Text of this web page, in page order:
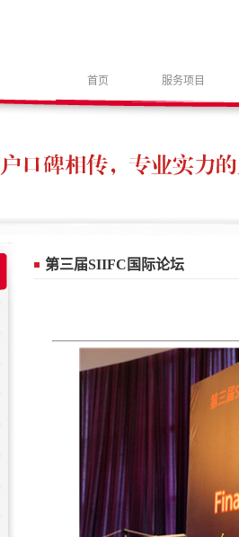
首页 服务项目
第三届SIIFC国际论坛